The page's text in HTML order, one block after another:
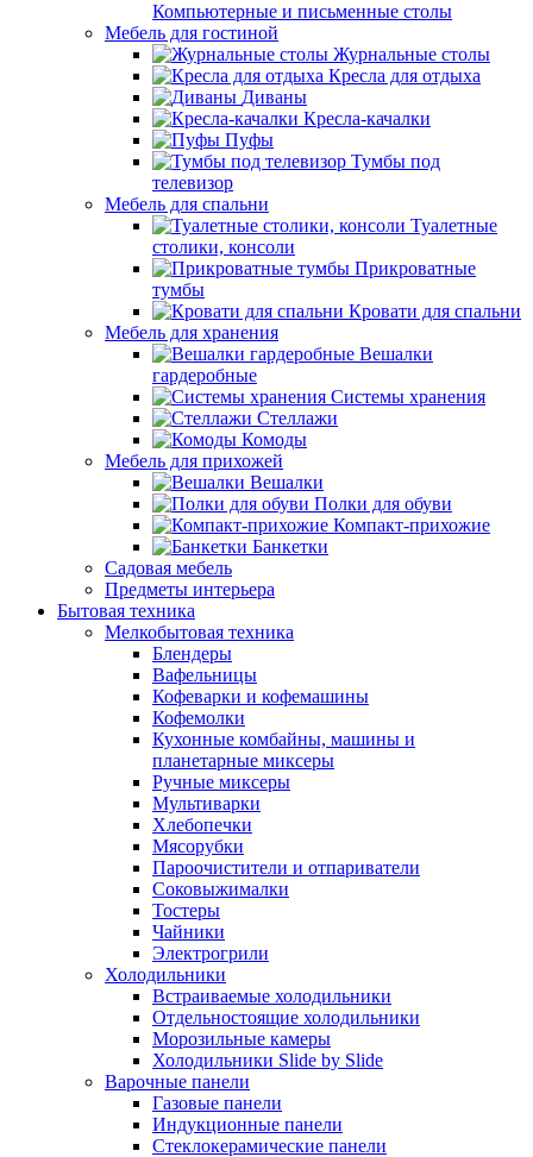
Компьютерные и письменные столы
Мебель для гостиной
Журнальные столы
Кресла для отдыха
Диваны
Кресла-качалки
Пуфы
Тумбы под
телевизор
Мебель для спальни
Туалетные
столики, консоли
Прикроватные
тумбы
Кровати для спальни
Мебель для хранения
Вешалки
гардеробные
Системы хранения
Стеллажи
Комоды
Мебель для прихожей
Вешалки
Полки для обуви
Компакт-прихожие
Банкетки
Садовая мебель
Предметы интерьера
Бытовая техника
Мелкобытовая техника
Блендеры
Вафельницы
Кофеварки и кофемашины
Кофемолки
Кухонные комбайны, машины и
планетарные миксеры
Ручные миксеры
Мультиварки
Хлебопечки
Мясорубки
Пароочистители и отпариватели
Соковыжималки
Тостеры
Чайники
Электрогрили
Холодильники
Встраиваемые холодильники
Отдельностоящие холодильники
Морозильные камеры
Холодильники Slide by Slide
Варочные панели
Газовые панели
Индукционные панели
Стеклокерамические панели